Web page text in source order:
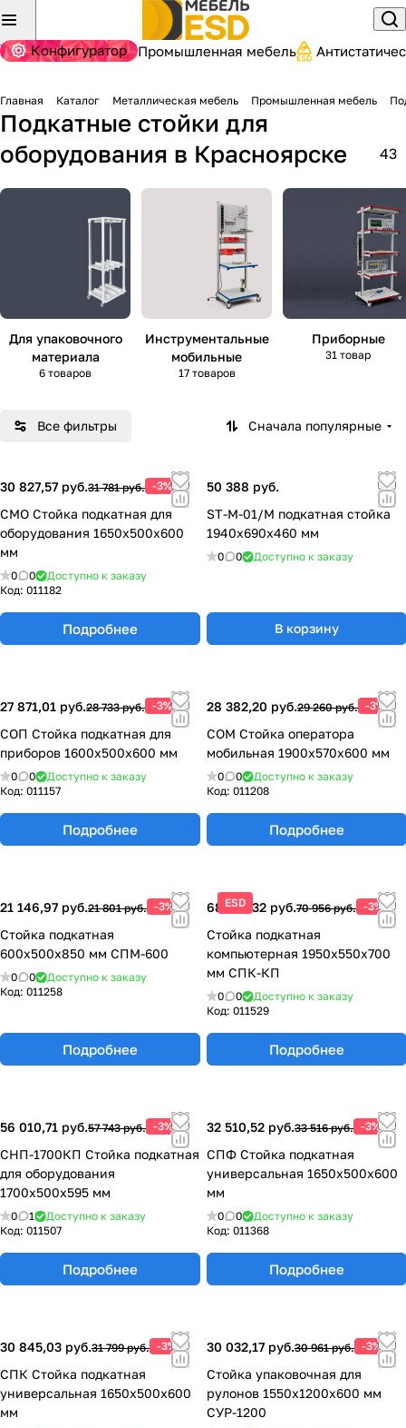
Конфигуратор Промышленная мебель
Главная Каталог Металлическая мебель Промышленная мебель
Подкатные стойки для
оборудования в Красноярске 43
Для упаковочного
материала
6 товаров
Инструментальные
мобильные
17 товаров
Приборные
31 товар
Все фильтры Сначала популярные
30 827,57 руб.31 781 руб. -3%
СМО Стойка подкатная для
оборудования 1650х500х600
мм
0 0
Доступно к заказу
Код: 011182
Подробнее
50 388 руб.
ST-M-01/M подкатная стойка
1940x690x460 мм
0 0 Доступно к заказу
В корзину
27 871,01 руб.28 733 руб. -3%
СОП Стойка подкатная для
приборов 1600х500х600 мм
0 0
Доступно к заказу
Код: 011157
Подробнее
28 382,20 руб.29 260 руб. -3%
СОМ Стойка оператора
мобильная 1900х570х600 мм
0 0
Доступно к заказу
Код: 011208
Подробнее
21 146,97 руб.21 801 руб. -3%
Стойка подкатная
600х500х850 мм СПМ-600
0 0
Доступно к заказу
Код: 011258
Подробнее
ESD
68 827,32 руб.70 956 руб. -3%
Стойка подкатная
компьютерная 1950х550х700
мм СПК-КП
0 0
Доступно к заказу
Код: 011529
Подробнее
56 010,71 руб.57 743 руб. -3%
СНП-1700КП Стойка подкатная
для оборудования
1700х500х595 мм
0 1
Доступно к заказу
Код: 011507
Подробнее
32 510,52 руб.33 516 руб. -3%
СПФ Стойка подкатная
универсальная 1650х500х600
мм
0 0
Доступно к заказу
Код: 011368
Подробнее
30 845,03 руб.31 799 руб. -3%
СПК Стойка подкатная
универсальная 1650х500х600
мм
30 032,17 руб.30 961 руб. -3%
Стойка упаковочная для
рулонов 1550х1200х600 мм
СУР-1200